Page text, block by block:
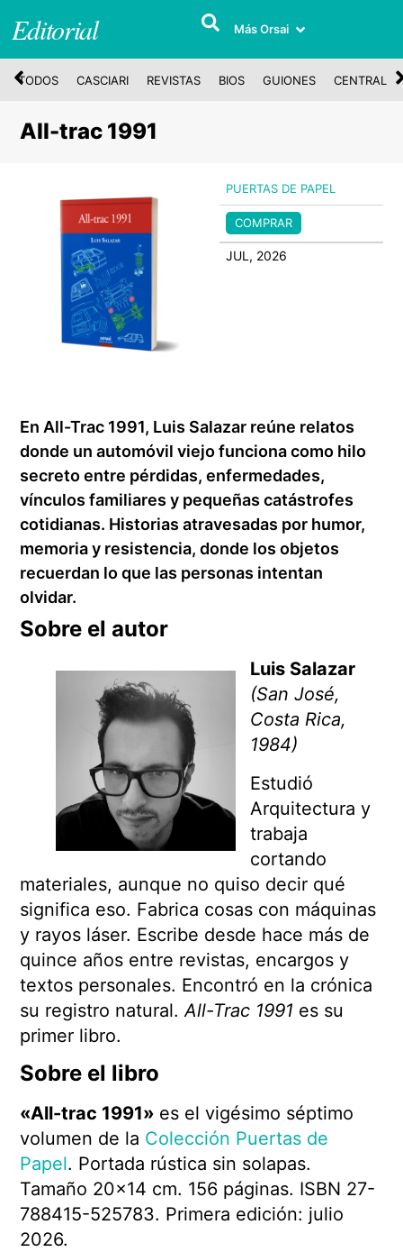
Editorial Más Orsai
TODOS CASCIARI REVISTAS BIOS GUIONES CENTRAL
All-trac 1991
PUERTAS DE PAPEL
COMPRAR
JUL, 2026
En All-Trac 1991, Luis Salazar reúne relatos
donde un automóvil viejo funciona como hilo
secreto entre pérdidas, enfermedades,
vínculos familiares y pequeñas catástrofes
cotidianas. Historias atravesadas por humor,
memoria y resistencia, donde los objetos
recuerdan lo que las personas intentan
olvidar.
Sobre el autor
Luis Salazar
(San José,
Costa Rica,
1984)
Estudió
Arquitectura y
trabaja
cortando
materiales, aunque no quiso decir qué
significa eso. Fabrica cosas con máquinas
y rayos láser. Escribe desde hace más de
quince años entre revistas, encargos y
textos personales. Encontró en la crónica
su registro natural.All-Trac 1991 es su
primer libro.
Sobre el libro
«All-trac 1991» es el vigésimo séptimo
volumen de la Colección Puertas de
Papel. Portada rústica sin solapas.
Tamaño 20×14 cm. 156 páginas. ISBN 27-
788415-525783. Primera edición: julio
2026.